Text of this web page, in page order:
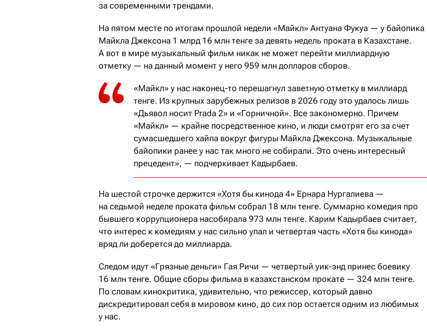
за современными трендами.
На пятом месте по итогам прошлой недели «Майкл» Антуана Фукуа — у байопика
Майкла Джексона 1 млрд 16 млн тенге за девять недель проката в Казахстане.
А вот в мире музыкальный фильм никак не может перейти миллиардную
отметку — на данный момент у него 959 млн долларов сборов.
«Майкл» у нас наконец-то перешагнул заветную отметку в миллиард
тенге. Из крупных зарубежных релизов в 2026 году это удалось лишь
«Дьявол носит Prada 2» и «Горничной». Все закономерно. Причем
«Майкл» — крайне посредственное кино, и люди смотрят его за счет
сумасшедшего хайпа вокруг фигуры Майкла Джексона. Музыкальные
байопики ранее у нас так много не собирали. Это очень интересный
прецедент», — подчеркивает Кадырбаев.
На шестой строчке держится «Хотя бы кинода 4» Ернара Нургалиева —
на седьмой неделе проката фильм собрал 18 млн тенге. Суммарно комедия про
бывшего коррупционера насобирала 973 млн тенге. Карим Кадырбаев считает,
что интерес к комедиям у нас сильно упал и четвертая часть «Хотя бы кинода»
вряд ли доберется до миллиарда.
Следом идут «Грязные деньги» Гая Ричи — четвертый уик-энд принес боевику
16 млн тенге. Общие сборы фильма в казахстанском прокате — 324 млн тенге.
По словам кинокритика, удивительно, что режиссер, который давно
дискредитировал себя в мировом кино, до сих пор остается одним из любимых
у нас.